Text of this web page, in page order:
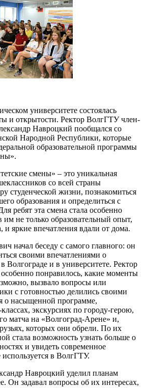
университете состоялась
и открытости. Ректор ВолгГТУ член-
Навроцкий пообщался со
Народной Республики, которые
образовательной программы
смены» – это уникальная
со всей страны
студенческой жизни, познакомиться
образования и определиться с
ребят эта смена стала особенно
им не только образовательный опыт,
и яркие впечатления вдали от дома.
начал беседу с самого главного: он
своими впечатлениями о
Волгограде и в университете. Ректор
понравилось, какие моменты
вызвало вопросы или
с готовностью делились своими
о насыщенной программе,
экскурсиях по городу-герою,
матча на «Волгоград-Арене» и,
которых они обрели. По их
стала возможность узнать больше о
и увидеть современное
используется в ВолгГТУ.
Навроцкий уделил планам
Он задавал вопросы об их интересах,